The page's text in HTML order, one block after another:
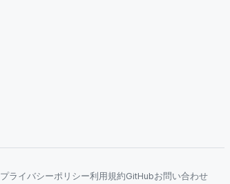
プライバシーポリシー利用規約GitHubお問い合わせ